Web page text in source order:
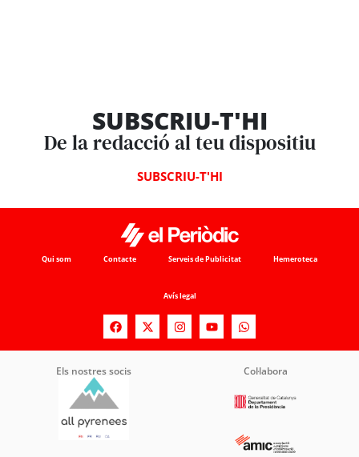
SUBSCRIU-T'HI
De la redacció al teu dispositiu
SUBSCRIU-T'HI
Qui som Contacte Serveis de Publicitat Hemeroteca
Avís legal
Els nostres socis Col·labora